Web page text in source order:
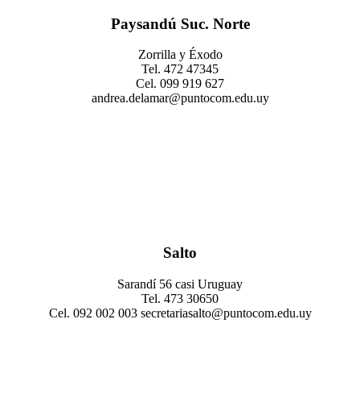
Paysandú Suc. Norte
Zorrilla y Éxodo
Tel. 472 47345
Cel. 099 919 627
andrea.delamar@puntocom.edu.uy
Salto
Sarandí 56 casi Uruguay
Tel. 473 30650
Cel. 092 002 003 secretariasalto@puntocom.edu.uy